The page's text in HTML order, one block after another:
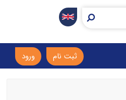
ورود ثبت نام